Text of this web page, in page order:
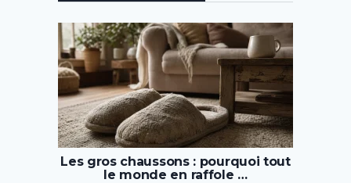
Les gros chaussons : pourquoi tout
le monde en raffole …